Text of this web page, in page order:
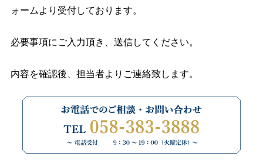
ォームより受付しております。
必要事項にご入力頂き、送信してください。
内容を確認後、担当者よりご連絡致します。